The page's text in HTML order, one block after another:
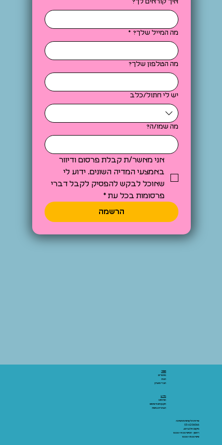
מה המייל שלך? *
מה הטלפון שלך?
יש לי חתול/כלב
מה שמו/ה?
אני מאשר/ת קבלת פרסום ודיוור
באמצעי המדיה השונים. ידוע לי
שאוכל לבקש להפסיק לקבל דברי
פרסומות בכל עת *
הרשמה
שירות הלקוחות והתמיכה
03-6206066
מיקום: אלנבי 43
ראשון - חמישי 10:00-19:00
שישי 10:00-15:00
אתר:
מאמרים
חנות
חברי מועדון
מידע:
אודותינו
תקנון ותנאי שימוש
הצהרת נגישות